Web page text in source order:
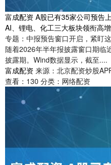
富成配资 A股已有35家公司预告
AI、锂电、化工三大板块领衔高
专题：中报预告窗口开启，紧盯
随着2026年半年报披露窗口期临
披露期。Wind数据显示，截至....
富成配资 来源：北京配资炒股
查看： 130 分类： 网络配资